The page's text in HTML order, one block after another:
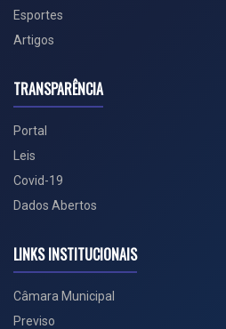
Esportes
Artigos
TRANSPARÊNCIA
Portal
Leis
Covid-19
Dados Abertos
LINKS INSTITUCIONAIS
Câmara Municipal
Previso